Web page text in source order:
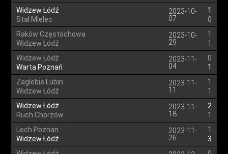
Widzew Łódź
Stal Mielec
2023-10-
07
1
0
Raków Częstochowa
Widzew Łódź
2023-10-
29
1
1
Widzew Łódź
Warta Poznań
2023-11-
04
0
1
Zaglebie Lubin
Widzew Łódź
2023-11-
11
1
1
Widzew Łódź
Ruch Chorzów
2023-11-
18
2
1
Lech Poznan
Widzew Łódź
2023-11-
26
1
3